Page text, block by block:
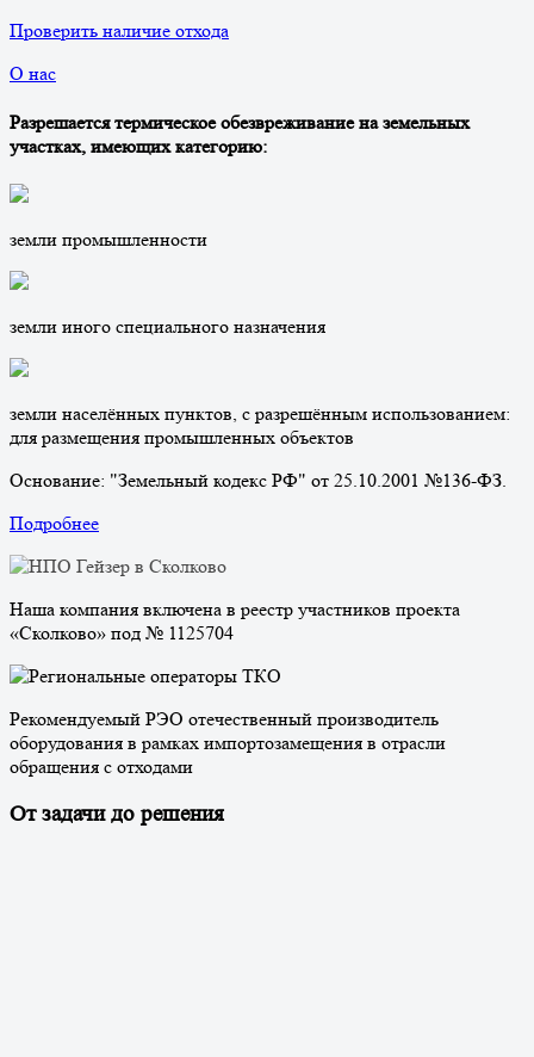
Проверить наличие отхода
О нас
Разрешается термическое обезвреживание на земельных
участках, имеющих категорию:
земли промышленности
земли иного специального назначения
земли населённых пунктов, с разрешённым использованием:
для размещения промышленных объектов
Основание: "Земельный кодекс РФ" от 25.10.2001 №136-ФЗ.
Подробнее
Наша компания включена в реестр участников проекта
«Сколково» под № 1125704
Рекомендуемый РЭО отечественный производитель
оборудования в рамках импортозамещения в отрасли
обращения с отходами
От задачи до решения